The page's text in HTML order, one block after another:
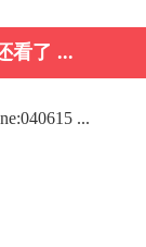
看了 ...
...